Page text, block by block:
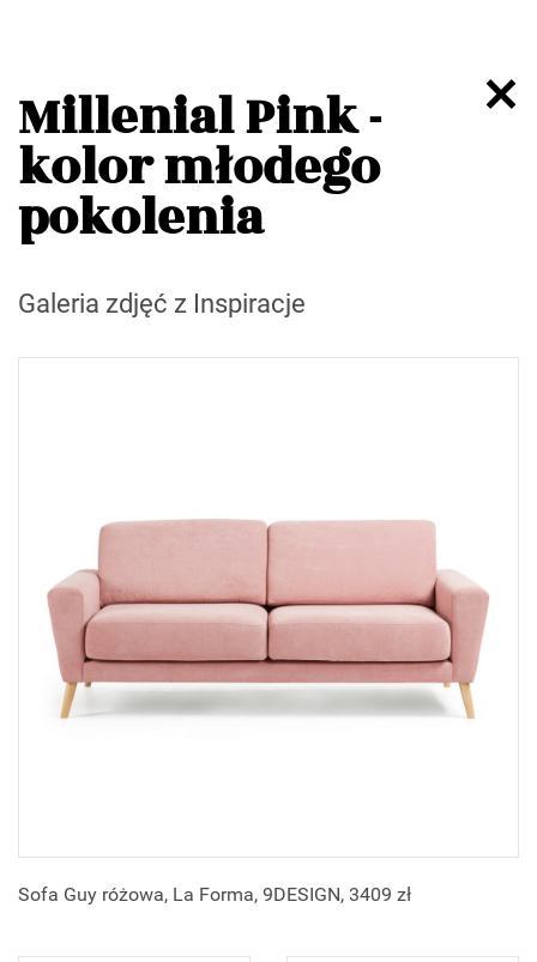
Millenial Pink -
kolor młodego
pokolenia
Galeria zdjęć z Inspiracje
Sofa Guy różowa, La Forma, 9DESIGN, 3409 zł